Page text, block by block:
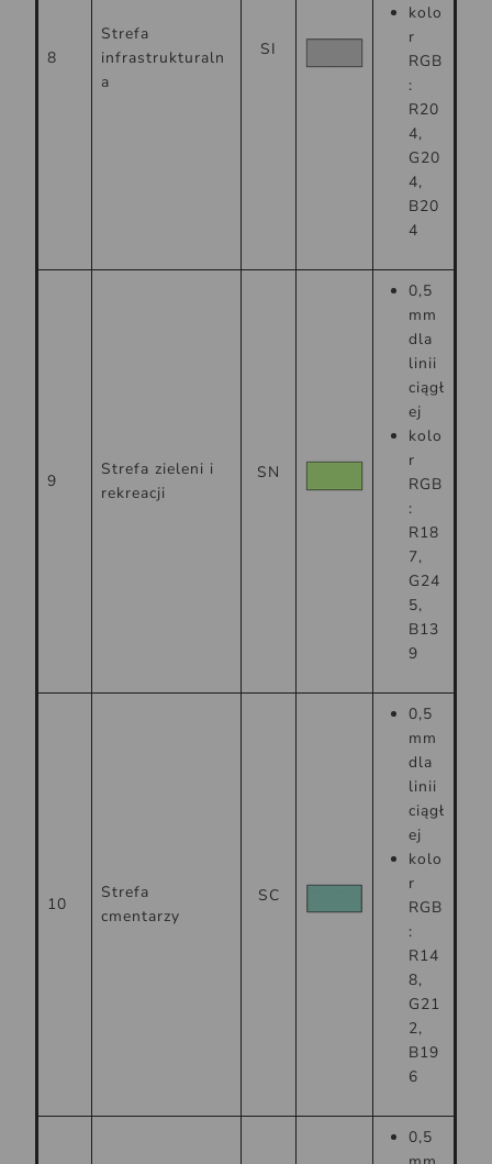
8
Strefa
infrastrukturaln
a
SI
kolo
r
RGB
:
R20
4,
G20
4,
B20
4
9
Strefa zieleni i
rekreacji
SN
0,5
mm
dla
linii
ciągł
ej
kolo
r
RGB
:
R18
7,
G24
5,
B13
9
10
Strefa
cmentarzy
SC
0,5
mm
dla
linii
ciągł
ej
kolo
r
RGB
:
R14
8,
G21
2,
B19
6
0,5